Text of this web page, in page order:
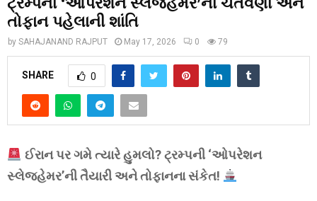
તોફાન પહેલાની શાંતિ
by SAHAJANAND RAJPUT May 17, 2026 0 79
SHARE 0
ઈરાન પર ગમે ત્યારે હુમલો? ટ્રમ્પની ‘ઓપરેશન
સ્લેજહેમર’ની તૈયારી અને તોફાનના સંકેત!